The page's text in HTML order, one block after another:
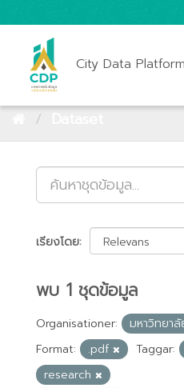
City Data Platform
เรียงโดย
พบ 1 ชุดข้อมูล
Organisationer:
มหาวิทยา
Format:
.pdf Taggar:
research